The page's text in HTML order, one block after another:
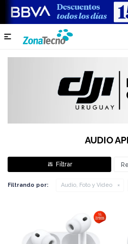

AUDIO
Filtrando por: Audio, Foto y Video